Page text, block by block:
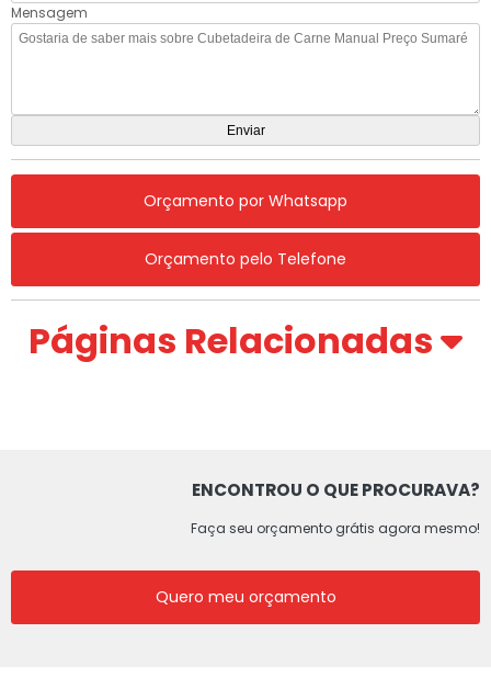
Mensagem
Orçamento por Whatsapp
Orçamento pelo Telefone
Páginas Relacionadas
ENCONTROU O QUE PROCURAVA?
Faça seu orçamento grátis agora mesmo!
Quero meu orçamento